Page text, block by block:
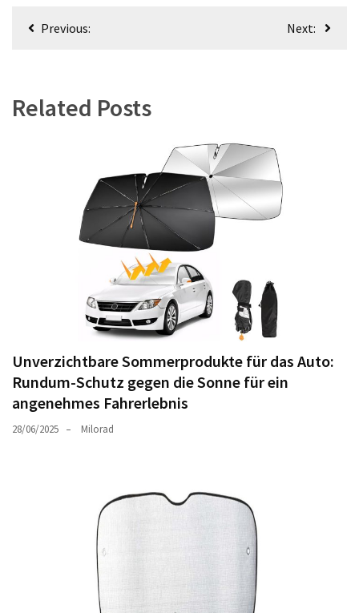
Beitragsnavigation
Previous: Next:
Related Posts
Unverzichtbare Sommerprodukte für das Auto:
Rundum-Schutz gegen die Sonne für ein
angenehmes Fahrerlebnis
28/06/2025 Milorad